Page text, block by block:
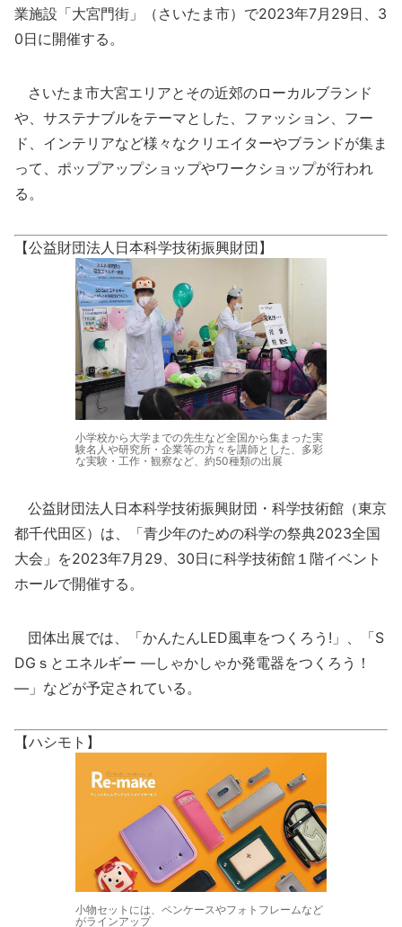
業施設「大宮門街」（さいたま市）で2023年7月29日、3
0日に開催する。
さいたま市大宮エリアとその近郊のローカルブランド
や、サステナブルをテーマとした、ファッション、フー
ド、インテリアなど様々なクリエイターやブランドが集ま
って、ポップアップショップやワークショップが行われ
る。
【公益財団法人日本科学技術振興財団】
小学校から大学までの先生など全国から集まった実
験名人や研究所・企業等の方々を講師とした、多彩
な実験・工作・観察など、約50種類の出展
公益財団法人日本科学技術振興財団・科学技術館（東京
都千代田区）は、「青少年のための科学の祭典2023全国
大会」を2023年7月29、30日に科学技術館１階イベント
ホールで開催する。
団体出展では、「かんたんLED風車をつくろう!」、「S
DGｓとエネルギー ―しゃかしゃか発電器をつくろう！
―」などが予定されている。
【ハシモト】
小物セットには、ペンケースやフォトフレームなど
がラインアップ